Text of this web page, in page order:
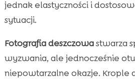
jednak elastyczności i
sytuacji.
Fotografia deszczowastwarza
wyzwania, ale jednocześnie
niepowtarzalne okazje. Krople